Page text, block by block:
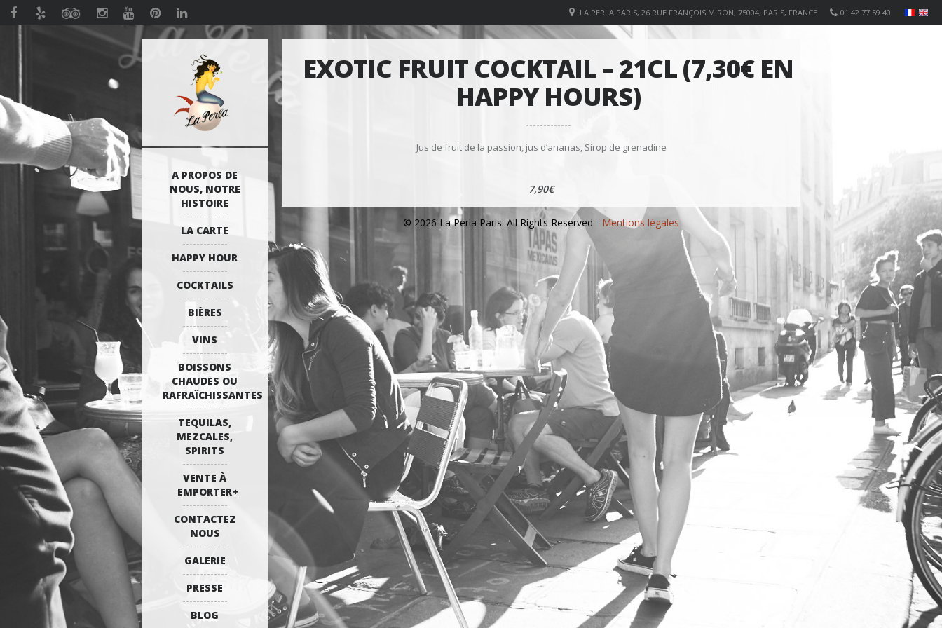
01 42 77 59 40
LA PERLA PARIS, 26 RUE FRANÇOIS MIRON, 75004, PARIS, FRANCE
A PROPOS DE
NOUS, NOTRE
HISTOIRE
LA CARTE
HAPPY HOUR
COCKTAILS
BIÈRES
VINS
BOISSONS
CHAUDES OU
RAFRAÎCHISSANTES
TEQUILAS,
MEZCALES,
SPIRITS
VENTE À
EMPORTER
CONTACTEZ
NOUS
GALERIE
PRESSE
BLOG
EXOTIC FRUIT COCKTAIL – 21CL (7,30€ EN
HAPPY HOURS)
Jus de fruit de la passion, jus d’ananas, Sirop de grenadine
7,90€
© 2026 La Perla Paris. All Rights Reserved - Mentions légales